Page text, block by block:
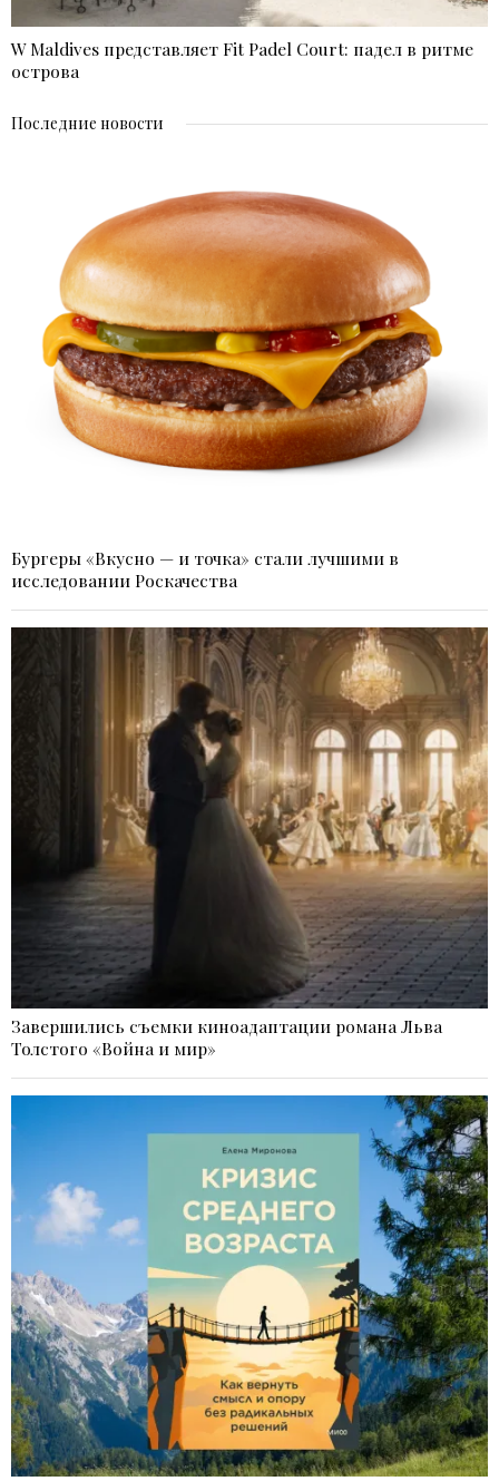
W Maldives представляет Fit Padel Court: падел в ритме
острова
Последние новости
Бургеры «Вкусно — и точка» стали лучшими в
исследовании Роскачества
Завершились съемки киноадаптации романа Льва
Толстого «Война и мир»